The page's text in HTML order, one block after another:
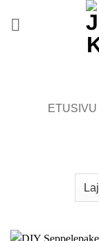
ETUSIVU